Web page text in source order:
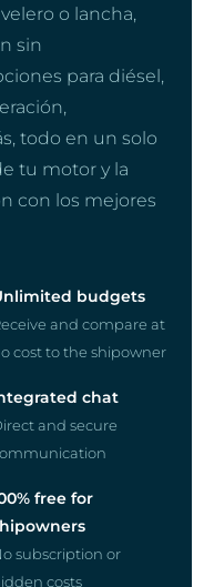
o lancha,
sin
para diésel,
todo en un solo
tu motor y la
con los mejores
budgets
and compare at
cost to the shipowner
chat
and secure
free for
subscription or
costs